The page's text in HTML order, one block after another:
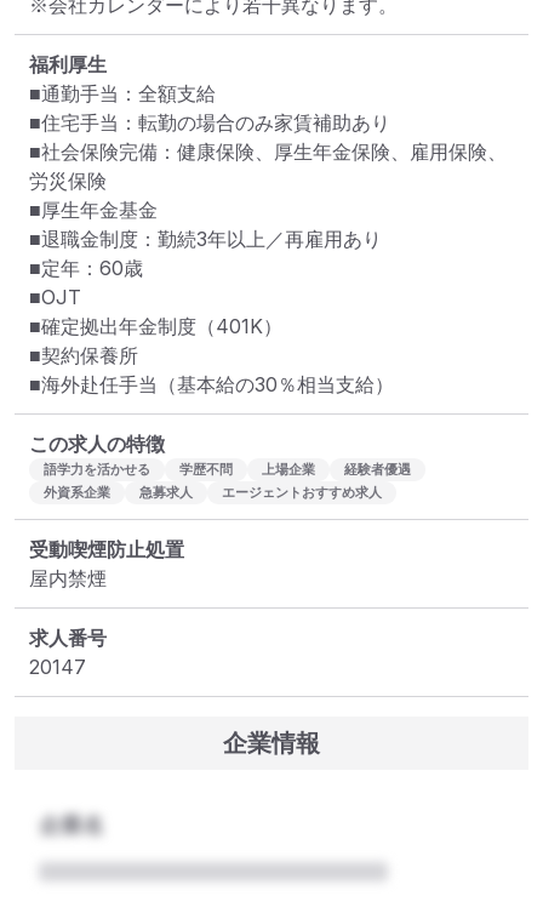
※会社カレンダーにより若干異なります。
福利厚生
■通勤手当：全額支給
■住宅手当：転勤の場合のみ家賃補助あり
■社会保険完備：健康保険、厚生年金保険、雇用保険、
労災保険
■厚生年金基金
■退職金制度：勤続3年以上／再雇用あり
■定年：60歳
■OJT
■確定拠出年金制度（401K）
■契約保養所
■海外赴任手当（基本給の30％相当支給）
この求人の特徴
語学力を活かせる 学歴不問 上場企業
経験者優遇
外資系企業
急募求人 エージェントおすすめ求人
受動喫煙防止処置
屋内禁煙
求人番号
20147
企業情報
企業名